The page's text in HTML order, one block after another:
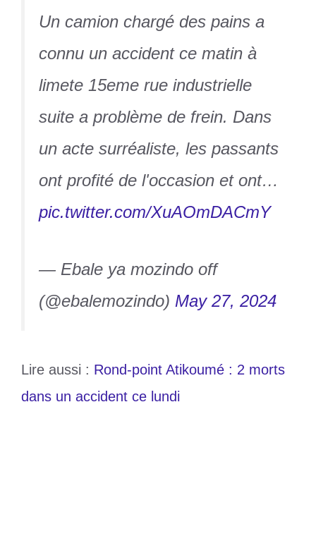
Un camion chargé des pains a
connu un accident ce matin à
limete 15eme rue industrielle
suite a problème de frein. Dans
un acte surréaliste, les passants
ont profité de l'occasion et ont…
pic.twitter.com/XuAOmDACmY
— Ebale ya mozindo off
(@ebalemozindo) May 27, 2024
Lire aussi : Rond-point Atikoumé : 2 morts
dans un accident ce lundi